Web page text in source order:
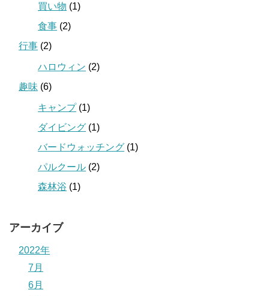
買い物 (1)
食事 (2)
行事 (2)
ハロウィン (2)
趣味 (6)
キャンプ(1)
ダイビング (1)
バードウォッチング (1)
パルクール (2)
森林浴 (1)
アーカイブ
2022年
7月
6月